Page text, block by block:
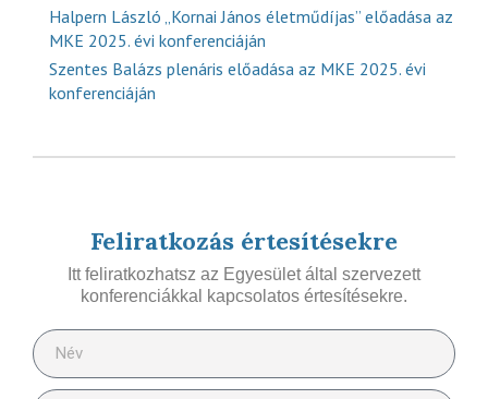
Halpern László „Kornai János életműdíjas” előadása az
MKE 2025. évi konferenciáján
Szentes Balázs plenáris előadása az MKE 2025. évi
konferenciáján
Feliratkozás értesítésekre
Itt feliratkozhatsz az Egyesület által szervezett
konferenciákkal kapcsolatos értesítésekre.